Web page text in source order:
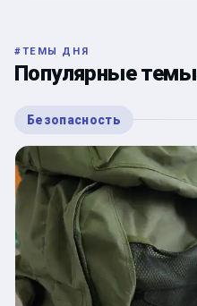
#ТЕМЫ ДНЯ
Популярные темы
Безопасность